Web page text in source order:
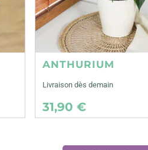
ANTHURIUM
Livraison dès demain
31,90 €